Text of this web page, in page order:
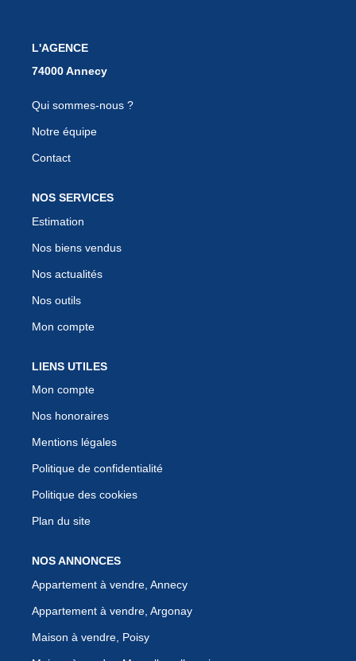
L'AGENCE
Qui sommes-nous ?
Notre équipe
Contact
NOS SERVICES
Estimation
Nos biens vendus
Nos actualités
Nos outils
Mon compte
LIENS UTILES
Mon compte
Nos honoraires
Mentions légales
Politique de confidentialité
Politique des cookies
Plan du site
NOS ANNONCES
Appartement à vendre, Annecy
Appartement à vendre, Argonay
Maison à vendre, Poisy